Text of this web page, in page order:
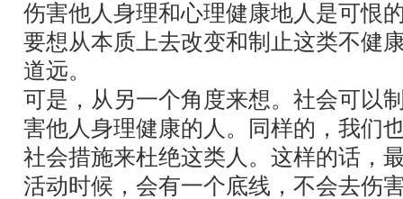
伤害他人身理和心理健康地人是可恨
要想从本质上去改变和制止这类不健
道远。
可是，从另一个角度来想。社会可以
害他人身理健康的人。同样的，我们
社会措施来杜绝这类人。这样的话，
活动时候，会有一个底线，不会去伤